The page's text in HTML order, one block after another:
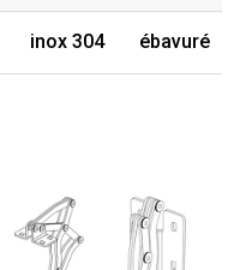
inox 304 ébavuré